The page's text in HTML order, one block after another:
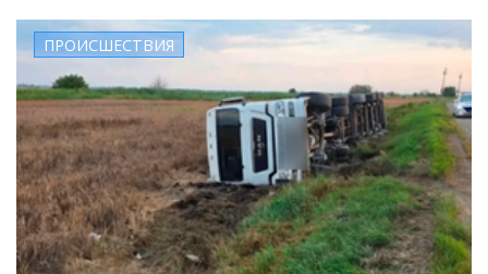
ПРОИСШЕСТВИЯ